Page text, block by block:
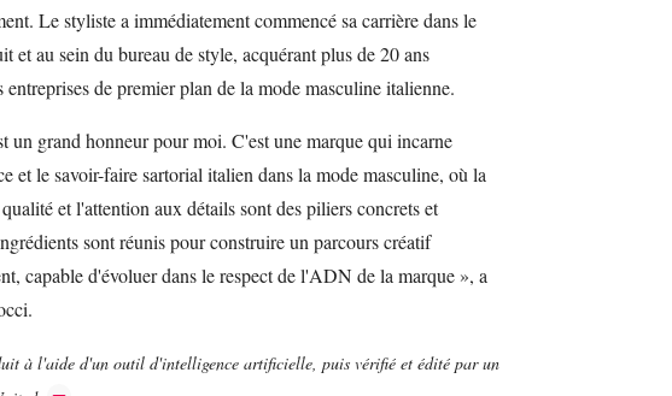
Le styliste a immédiatement commencé sa carrière dans le
et au sein du bureau de style, acquérant plus de 20 ans
entreprises de premier plan de la mode masculine italienne.
un grand honneur pour moi. C'est une marque qui incarne
et le savoir-faire sartorial italien dans la mode masculine, où la
et l'attention aux détails sont des piliers concrets et
sont réunis pour construire un parcours créatif
capable d'évoluer dans le respect de l'ADN de la marque », a
à l'aide d'un outil d'intelligence artificielle, puis vérifié et édité par un